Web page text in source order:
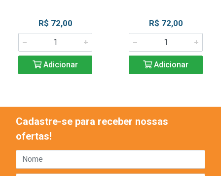
R$ 72,00
Adicionar
R$ 72,00
Adicionar
Cadastre-se para receber nossas
ofertas!